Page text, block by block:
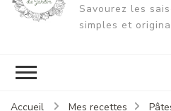
Savourez les
simples et
Accueil Mes recettes